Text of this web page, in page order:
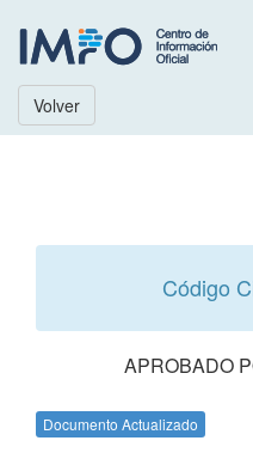
Volver
Código
APROBADO
Documento Actualizado